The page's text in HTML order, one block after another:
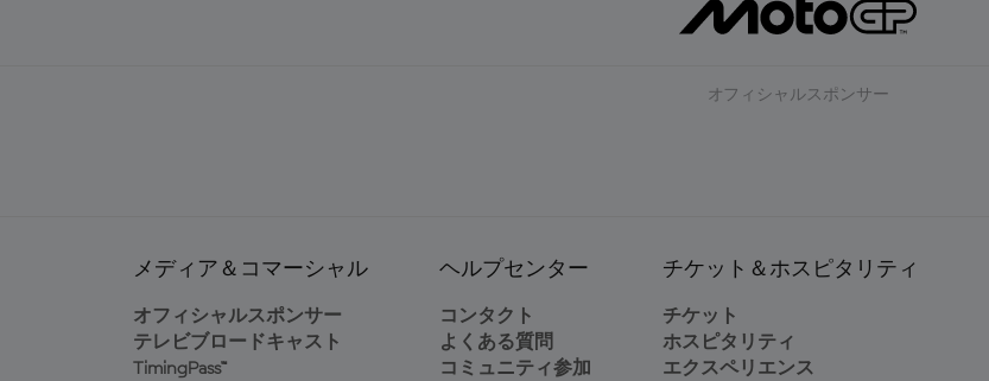
オフィシャルスポンサー
メディア＆コマーシャル
オフィシャルスポンサー
テレビブロードキャスト
TimingPass™
ヘルプセンター
コンタクト
よくある質問
コミュニティ参加
チケット＆ホスピタリティ
チケット
ホスピタリティ
エクスペリエンス